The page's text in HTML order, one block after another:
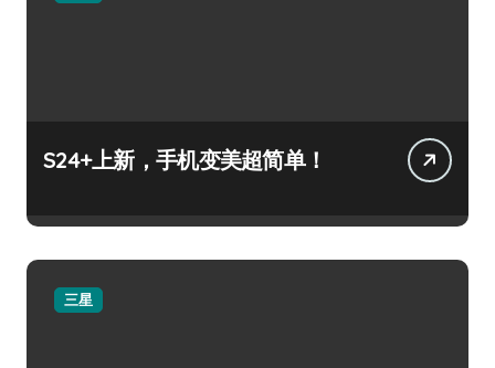
S24+上新，手机变美超简单！
三星